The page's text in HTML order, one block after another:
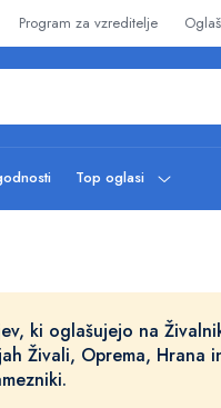
Program za vzreditelje
Top oglasi
ki oglašujejo na
Živali, Oprema, Hrana